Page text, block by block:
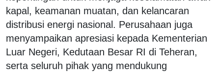
kapal, keamanan muatan, dan kelancaran
distribusi energi nasional. Perusahaan juga
menyampaikan apresiasi kepada Kementerian
Luar Negeri, Kedutaan Besar RI di Teheran,
serta seluruh pihak yang mendukung